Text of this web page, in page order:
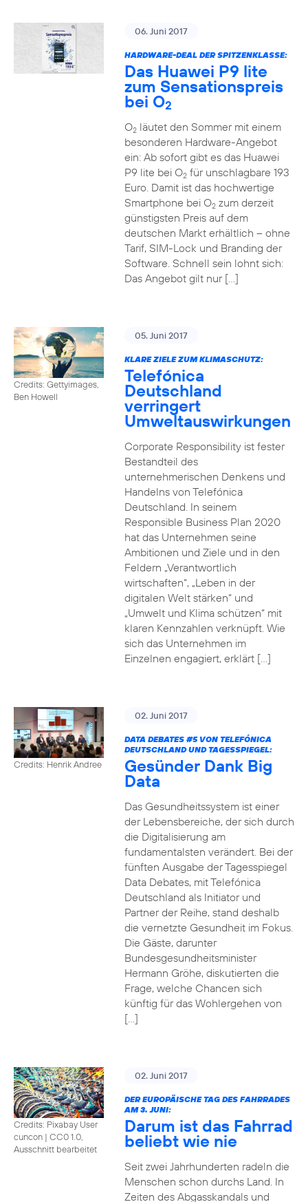
06. Juni 2017
HARDWARE-DEAL DER SPITZENKLASSE:
Das Huawei P9 lite
zum Sensationspreis
bei O2
O2läutet den Sommer mit einem
besonderen Hardware-Angebot
ein: Ab sofort gibt es das Huawei
P9 lite bei O2für unschlagbare 193
Euro. Damit ist das hochwertige
Smartphone bei O2zum derzeit
günstigsten Preis auf dem
deutschen Markt erhältlich – ohne
Tarif, SIM-Lock und Branding der
Software. Schnell sein lohnt sich:
Das Angebot gilt nur […]
Credits: Gettyimages,
Ben Howell
05. Juni 2017
KLARE ZIELE ZUM KLIMASCHUTZ:
Telefónica
Deutschland
verringert
Umweltauswirkungen
Corporate Responsibility ist fester
Bestandteil des
unternehmerischen Denkens und
Handelns von Telefónica
Deutschland. In seinem
Responsible Business Plan 2020
hat das Unternehmen seine
Ambitionen und Ziele und in den
Feldern „Verantwortlich
wirtschaften“, „Leben in der
digitalen Welt stärken“ und
„Umwelt und Klima schützen“ mit
klaren Kennzahlen verknüpft. Wie
sich das Unternehmen im
Einzelnen engagiert, erklärt […]
Credits: Henrik Andree
02. Juni 2017
DATA DEBATES #5VON TELEFÓNICA
DEUTSCHLAND UND TAGESSPIEGEL:
Gesünder Dank Big
Data
Das Gesundheitssystem ist einer
der Lebensbereiche, der sich durch
die Digitalisierung am
fundamentalsten verändert. Bei der
fünften Ausgabe der Tagesspiegel
Data Debates, mit Telefónica
Deutschland als Initiator und
Partner der Reihe, stand deshalb
die vernetzte Gesundheit im Fokus.
Die Gäste, darunter
Bundesgesundheitsminister
Hermann Gröhe, diskutierten die
Frage, welche Chancen sich
künftig für das Wohlergehen von
[…]
Credits: Pixabay User
cuncon | CC0 1.0,
Ausschnitt bearbeitet
02. Juni 2017
DER EUROPÄISCHE TAG DES FAHRRADES
AM 3. JUNI:
Darum ist das Fahrrad
beliebt wie nie
Seit zwei Jahrhunderten radeln die
Menschen schon durchs Land. In
Zeiten des Abgasskandals und